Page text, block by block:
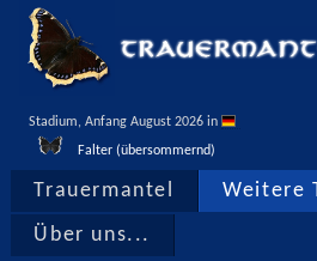
Stadium, Anfang August 2026 in
Falter (übersommernd)
Trauermantel Weitere
Über uns...